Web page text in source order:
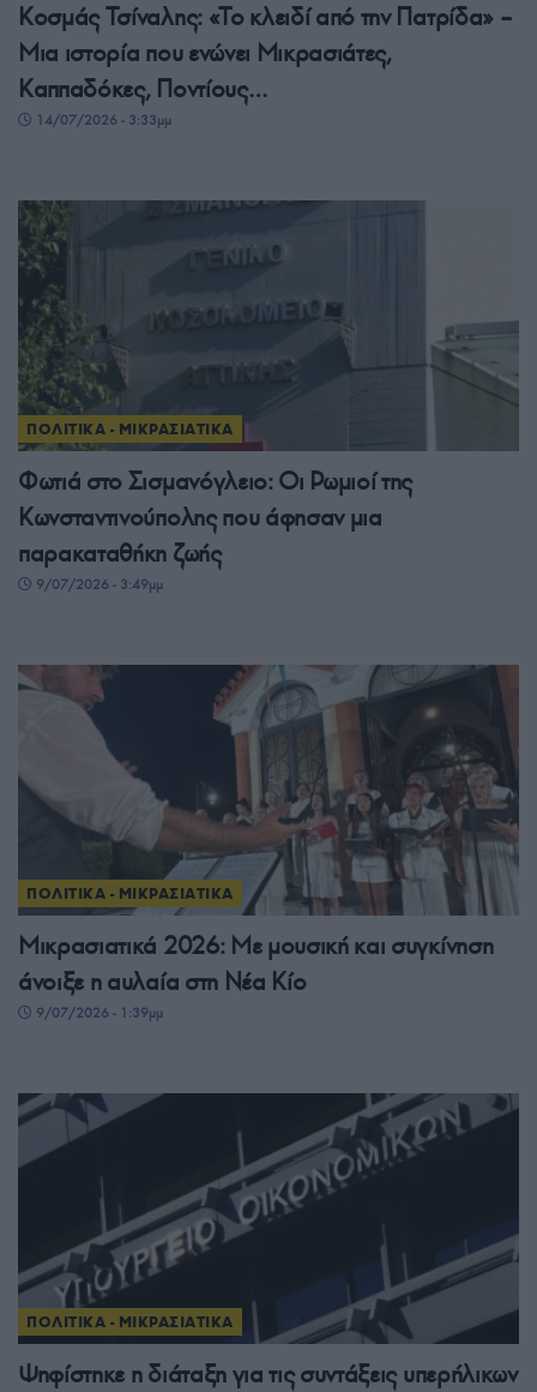
Κοσμάς Τσίναλης: «Το κλειδί από την Πατρίδα» –
Μια ιστορία που ενώνει Μικρασιάτες,
Καππαδόκες, Ποντίους…
14/07/2026 - 3:33μμ
ΠΟΛΙΤΙΚΑ - ΜΙΚΡΑΣΙΑΤΙΚΑ
Φωτιά στο Σισμανόγλειο: Οι Ρωμιοί της
Κωνσταντινούπολης που άφησαν μια
παρακαταθήκη ζωής
9/07/2026 - 3:49μμ
ΠΟΛΙΤΙΚΑ - ΜΙΚΡΑΣΙΑΤΙΚΑ
Μικρασιατικά 2026: Με μουσική και συγκίνηση
άνοιξε η αυλαία στη Νέα Κίο
9/07/2026 - 1:39μμ
ΠΟΛΙΤΙΚΑ - ΜΙΚΡΑΣΙΑΤΙΚΑ
Ψηφίστηκε η διάταξη για τις συντάξεις υπερήλικων